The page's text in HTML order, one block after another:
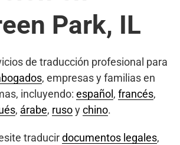
Park, IL
de traducción profesional para
, empresas y familias en
incluyendo: español , francés,
, árabe, rusoychino.
traducirdocumentos legales,